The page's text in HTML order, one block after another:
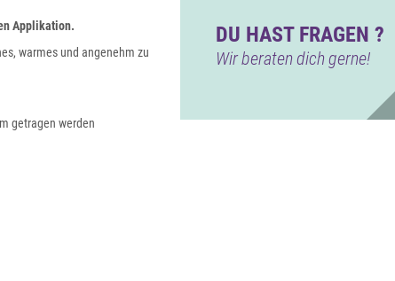
Applikation.
warmes und angenehm zu
getragen werden
DU HAST FRAGEN ?
Wir beraten dich gerne!